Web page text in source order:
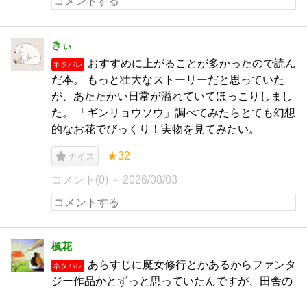
きぃ
ネタバレ
おすすめに上がることが多かったので読ん
だ本。 もっと壮大なストーリーだと思っていた
が、あたたかい日常が溢れていてほっこりしまし
た。 「ギンリョウソウ」調べてみたらとても幻想
的なお花でびっくり！実物を見てみたい。
ナイス ★32
コメント(0) 2026/08/03
楓花
ネタバレ
あらすじに魔女修行とかあるからファンタ
ジー作品かとずっと思っていたんですが、田舎の